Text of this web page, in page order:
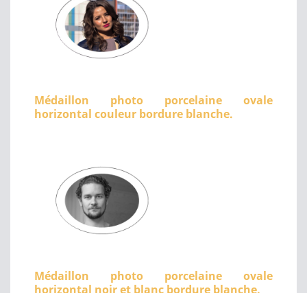
Médaillon photo porcelaine ovale
horizontal couleur bordure blanche.
Médaillon photo porcelaine ovale
horizontal noir et blanc bordure blanche.